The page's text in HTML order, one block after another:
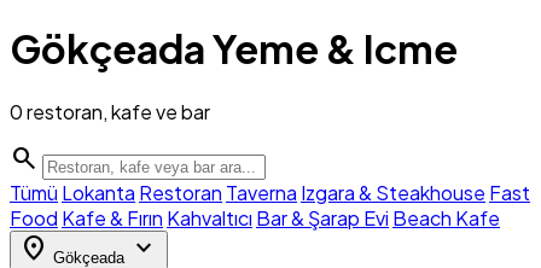
Gökçeada Yeme & Icme
0 restoran, kafe ve bar
search
Tümü Lokanta Restoran Taverna Izgara & Steakhouse Fast
Food Kafe & Fırın Kahvaltıcı Bar & Şarap Evi Beach Kafe
location_on Gökçeada
expand_more